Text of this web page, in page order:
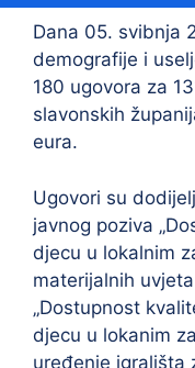
Dana 05. svibnja
demografije i
180 ugovora za
slavonskih
eura.
Ugovori su
javnog poziva
djecu u lokalnim
materijalnih
„Dostupnost
djecu u lokanim
uređenje igrališta